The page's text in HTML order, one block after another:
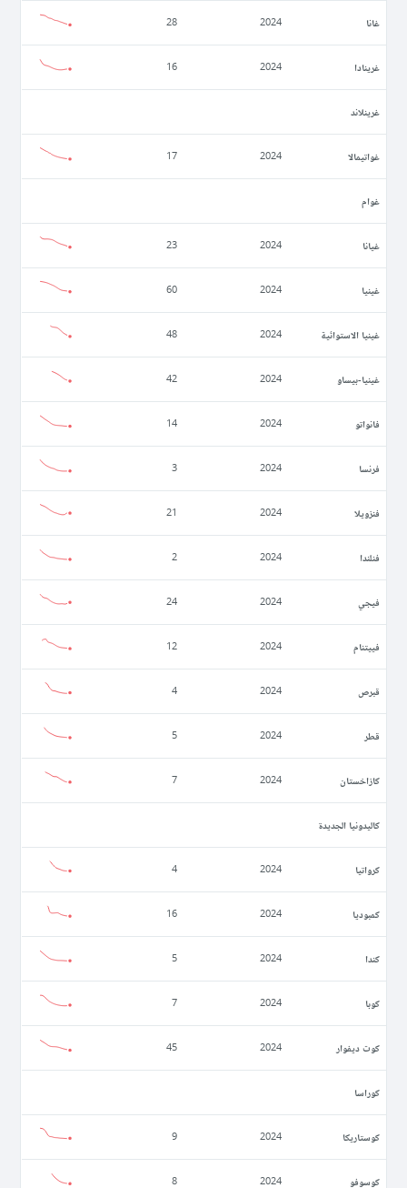
غانا 2024
28
غرينادا 2024
16
غرينلاند
غواتيمالا 2024
17
غوام
غيانا 2024
23
غينيا 2024
60
غينيا الاستوائية 2024
48
غينيا-بيساو 2024
42
فانواتو 2024
14
فرنسا 2024
3
فنزويلا 2024
21
فنلندا 2024
2
فيجي 2024
24
فييتنام 2024
12
قبرص 2024
4
قطر 2024
5
كازاخستان 2024
7
كاليدونيا الجديدة
كرواتيا 2024
4
كمبوديا 2024
16
كندا 2024
5
كوبا 2024
7
كوت ديفوار 2024
45
كوراسا
كوستاريكا 2024
9
كوسوفو 2024
8